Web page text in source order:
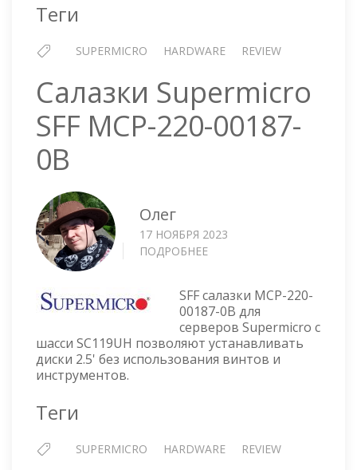
Теги
SUPERMICRO HARDWARE REVIEW
Салазки Supermicro
SFF MCP-220-00187-
0B
Олег
17 НОЯБРЯ 2023
ПОДРОБНЕЕ
SFF
MCP-
220-
00187-
0B
SFF салазки MCP-220-
00187-0B для
серверов Supermicro с
шасси SC119UH позволяют устанавливать
диски 2.5' без использования винтов и
инструментов.
Теги
SUPERMICRO HARDWARE REVIEW